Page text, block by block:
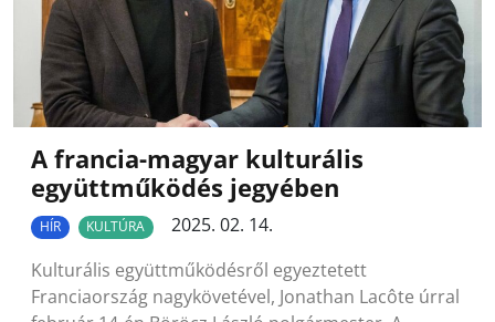
A francia-magyar kulturális
együttműködés jegyében
HÍR KULTÚRA
2025. 02. 14.
Kulturális együttműködésről egyeztetett
Franciaország nagykövetével, Jonathan Lacôte úrral